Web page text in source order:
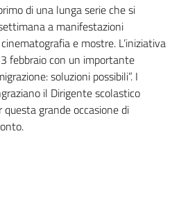
di una lunga serie che si
a manifestazioni
e mostre. L’iniziativa
febbraio con un importante
soluzioni possibili”. I
il Dirigente scolastico
questa grande occasione di